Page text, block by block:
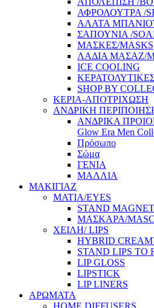
ΑΦΡΟΛΟΥΤΡΑ /
ΑΛΑΤΑ
ΣΑΠΟΥΝΙΑ /
ΜΑΣΚΕΣ/MASKS
ΛΑΔΙΑ ΜΑΣΑΖ/
ICE COOLING
SHOP BY
ΚΕΡΙΑ-ΑΠΟΤΡΙΧΩΣΗ
ΑΝΔΡΙΚΗ
ΑΝΔΡΙΚΑ
Glow Era Men
Πρόσωπο
Σώμα
ΓΕΝΙΑ
ΜΑΛΛΙΑ
ΜΑΚΙΓΙΑΖ
ΜΑΤΙΑ/EYES
STAND
ΜΑΣΚΑΡΑ/
ΧΕΙΛΗ/ LIPS
HYBRID
STAND LIPS TO
LIP GLOSS
LIPSTICK
LIP LINERS
ΑΡΩΜΑΤΑ
HOME DIFFUSERS